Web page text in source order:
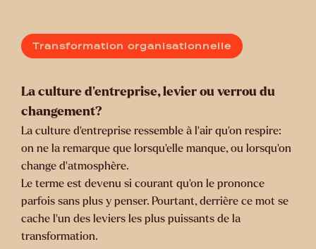
Transformation organisationnelle
La culture d’entreprise, levier ou verrou du
changement?
La culture d’entreprise ressemble à l’air qu’on respire:
on ne la remarque que lorsqu’elle manque, ou lorsqu’on
change d’atmosphère.
Le terme est devenu si courant qu’on le prononce
parfois sans plus y penser. Pourtant, derrière ce mot se
cache l’un des leviers les plus puissants de la
transformation.